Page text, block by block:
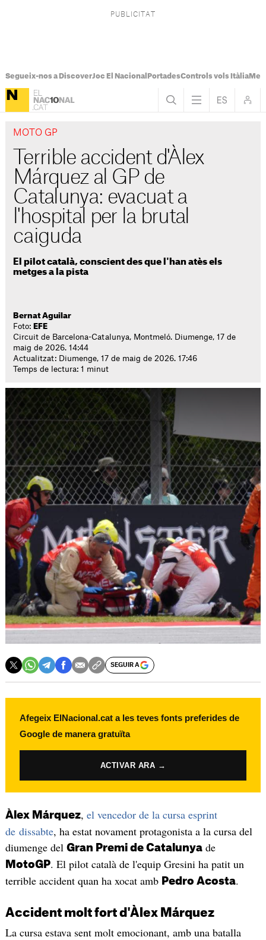
Segueix-nos a DiscoverJoc El Nacional PortadesControls vols Itàlia
MOTO GP
Terrible accident d'Àlex
Márquez al GP de
Catalunya: evacuat a
l'hospital per la brutal
caiguda
El pilot català, conscient des que l'han atès els
metges a la pista
Bernat Aguilar
Foto: EFE
Circuit de Barcelona-Catalunya, Montmeló. Diumenge, 17 de
maig de 2026. 14:44
Actualitzat: Diumenge, 17 de maig de 2026. 17:46
Temps de lectura: 1 minut
SEGUIR A
Afegeix ElNacional.cat a les teves fonts preferides de
Google de manera gratuïta
ACTIVAR ARA →
Àlex Márquez, el vencedor de la cursa esprint
de dissabte, ha estat novament protagonista a la cursa del
diumenge del Gran Premi de Catalunyade
MotoGP. El pilot català de l'equip Gresini ha patit un
terrible accident quan ha xocat amb Pedro Acosta.
Accident molt fort d'Àlex Márquez
La cursa estava sent molt emocionant, amb una batalla